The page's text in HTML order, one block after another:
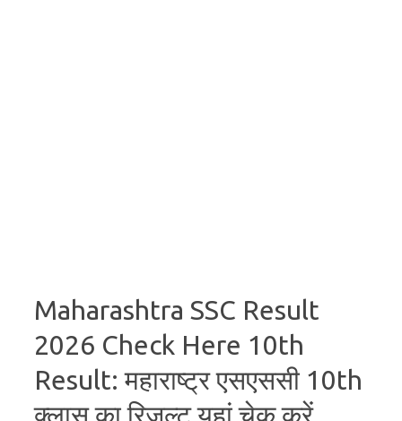
Maharashtra SSC Result
2026 Check Here 10th
Result: महाराष्ट्र एसएससी 10th
क्लास का रिजल्ट यहां चेक करें